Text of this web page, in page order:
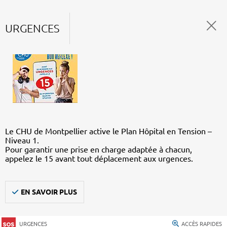
URGENCES
Le CHU de Montpellier active le Plan Hôpital en Tension –
Niveau 1.
Pour garantir une prise en charge adaptée à chacun,
appelez le 15 avant tout déplacement aux urgences.
EN SAVOIR PLUS
URGENCES ACCÈS RAPIDES